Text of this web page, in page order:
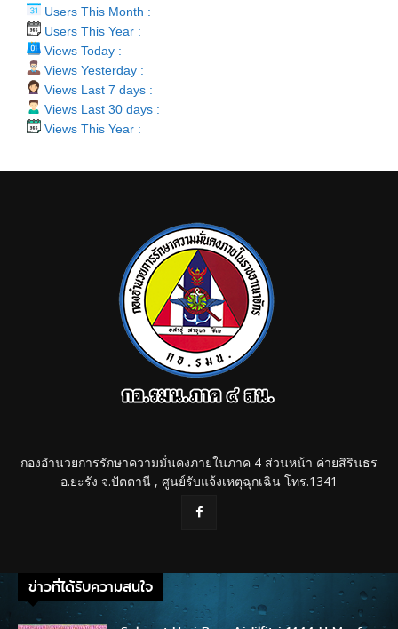
Users This Month :
Users This Year :
Views Today :
Views Yesterday :
Views Last 7 days :
Views Last 30 days :
Views This Year :
กองอำนวยการรักษาความมั่นคงภายในภาค 4 ส่วนหน้า ค่ายสิรินธร
อ.ยะรัง จ.ปัตตานี , ศูนย์รับแจ้งเหตุฉุกเฉิน โทร.1341
ข่าวที่ได้รับความสนใจ